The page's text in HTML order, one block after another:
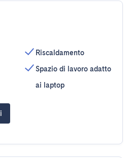
Riscaldamento
Spazio di lavoro adatto
ai laptop